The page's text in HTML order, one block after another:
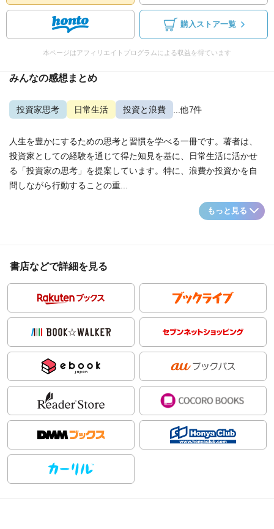
購入ストア一覧
本ページはアフィリエイトプログラムによる収益を得ています
みんなの感想まとめ
投資家思考 日常生活 投資と浪費 ...他7件
人生を豊かにするための思考と習慣を学べる一冊です。著者は、
投資家としての経験を通じて得た知見を基に、日常生活に活かせ
る「投資家の思考」を提案しています。特に、浪費か投資かを自
問しながら行動することの重...
もっと見る
書店などで詳細を見る